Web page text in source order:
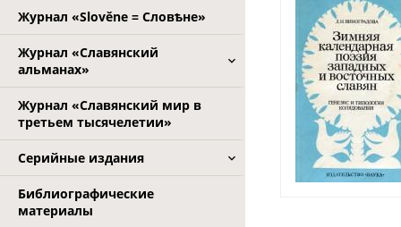
Журнал «Slověne = Словѣне»
Журнал «Славянский
альманах»
Журнал «Славянский мир в
третьем тысячелетии»
Серийные издания
Библиографические
материалы